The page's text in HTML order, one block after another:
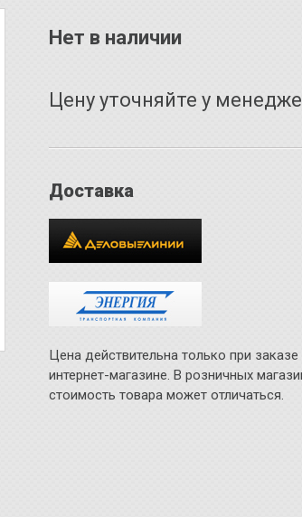
Нет в наличии
Цену уточняйте у
Доставка
Цена действительна только при заказе
интернет-магазине. В розничных
стоимость товара может отличаться.